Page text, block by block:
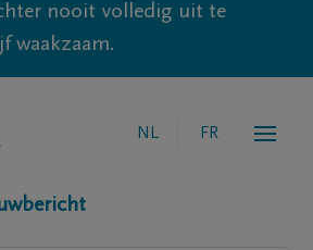
nooit volledig uit te
waakzaam.
NL FR